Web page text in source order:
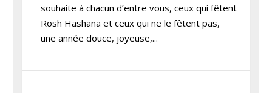
souhaite à chacun d’entre vous, ceux qui fêtent
Rosh Hashana et ceux qui ne le fêtent pas,
une année douce, joyeuse,...